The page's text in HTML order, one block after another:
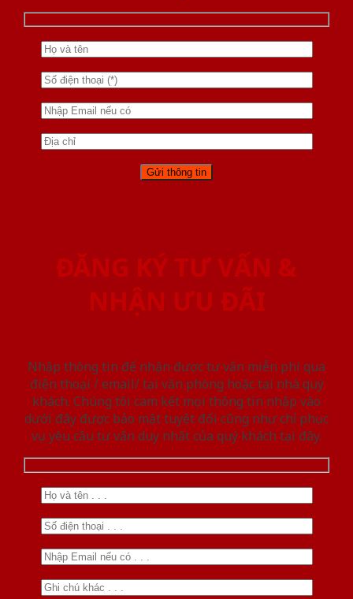
ĐĂNG KÝ TƯ VẤN &
NHẬN ƯU ĐÃI
Nhập thông tin để nhận được tư vấn miễn phí qua
điện thoại / email/ tại văn phòng hoặc tại nhà quý
khách. Chúng tôi cam kết mọi thông tin nhập vào
dưới đây được bảo mật tuyệt đối cũng như chỉ phục
vụ yêu cầu tư vấn duy nhất của quý khách tại đây.